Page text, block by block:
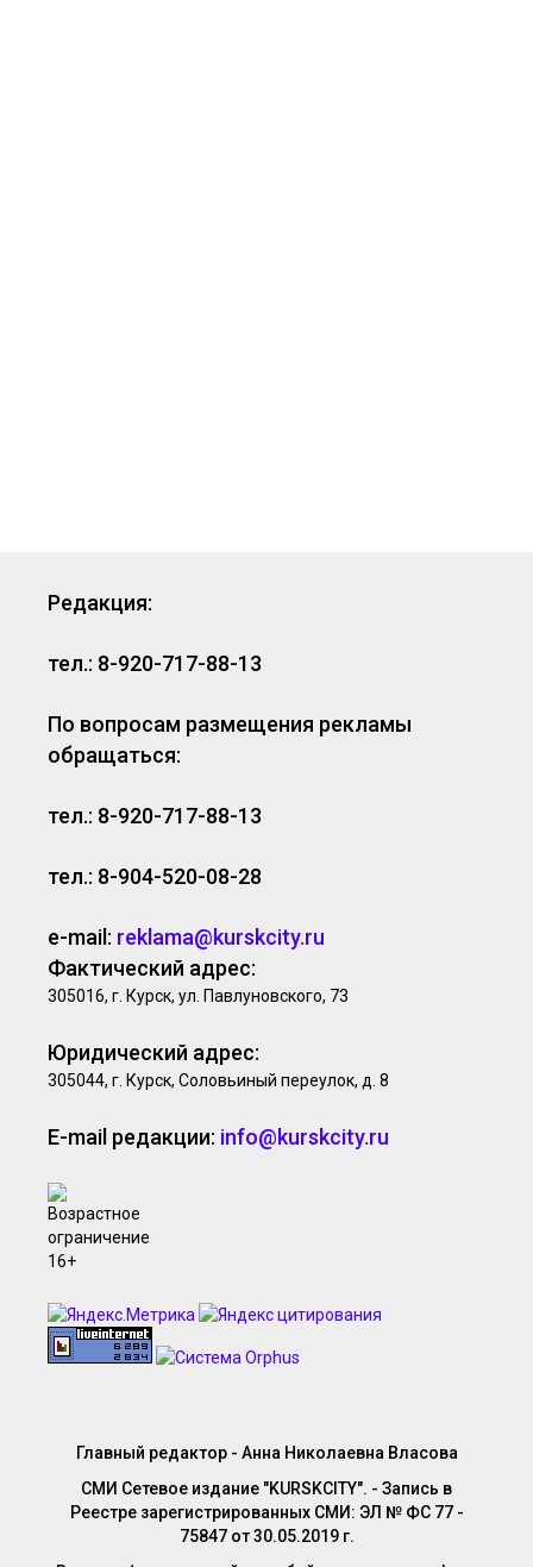
Редакция:
тел.: 8-920-717-88-13
По вопросам размещения рекламы
обращаться:
тел.: 8-920-717-88-13
тел.: 8-904-520-08-28
e-mail: reklama@kurskcity.ru
Фактический адрес:
305016, г. Курск, ул. Павлуновского, 73
Юридический адрес:
305044, г. Курск, Соловьиный переулок, д. 8
E-mail редакции: info@kurskcity.ru
Главный редактор - Анна Николаевна Власова
СМИ Сетевое издание "KURSKCITY". - Запись в
Реестре зарегистрированных СМИ: ЭЛ № ФС 77 -
75847 от 30.05.2019 г.